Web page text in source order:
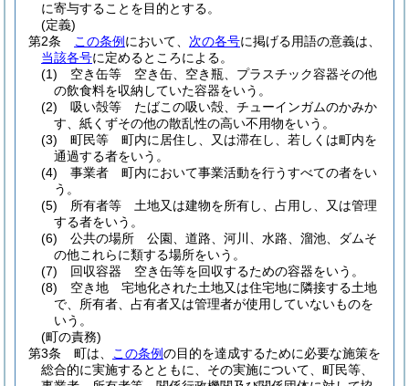
に寄与することを目的とする。
(定義)
第2条
この条例 において、 次の各号に掲げる用語の意義は、
当該各号に定めるところによる。
(1)
空き缶等 空き缶、空き瓶、プラスチック容器その他
の飲食料を収納していた容器をいう。
(2)
吸い殻等 たばこの吸い殻、チューインガムのかみか
す、紙くずその他の散乱性の高い不用物をいう。
(3)
町民等 町内に居住し、又は滞在し、若しくは町内を
通過する者をいう。
(4)
事業者 町内において事業活動を行うすべての者をい
う。
(5)
所有者等 土地又は建物を所有し、占用し、又は管理
する者をいう。
(6)
公共の場所 公園、道路、河川、水路、溜池、ダムそ
の他これらに類する場所をいう。
(7)
回収容器 空き缶等を回収するための容器をいう。
(8)
空き地 宅地化された土地又は住宅地に隣接する土地
で、所有者、占有者又は管理者が使用していないものを
いう。
(町の責務)
第3条
町は、 この条例の目的を達成するために必要な施策を
総合的に実施するとともに、その実施について、町民等、